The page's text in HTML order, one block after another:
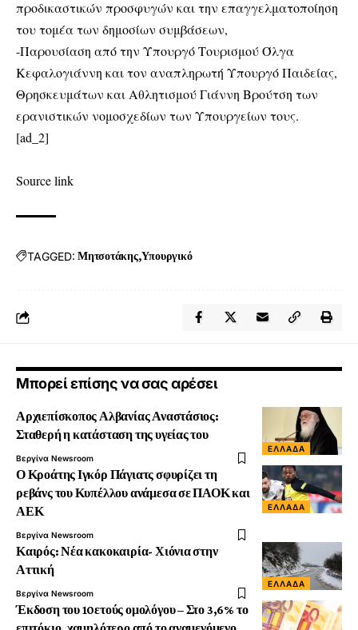
προδικαστικών προσφυγών και την επαγγελματοποίηση
του τομέα των δημοσίων συμβάσεων,
-Παρουσίαση από την Υπουργό Τουρισμού Όλγα
Κεφαλογιάννη και τον αναπληρωτή Υπουργό Παιδείας,
Θρησκευμάτων και Αθλητισμού Γιάννη Βρούτση των
ερανιστικών νομοσχεδίων των Υπουργείων τους.
[ad_2]
Source link
TAGGED: Μητσοτάκης Υπουργικό
Μπορεί επίσης να σας αρέσει
ΕΛΛΆΔΑ
Αρχιεπίσκοπος Αλβανίας Αναστάσιος:
Σταθερή η κατάσταση της υγείας του
Βεργίνα Newsroom
ΕΛΛΆΔΑ
Ο Κροάτης Ιγκόρ Πάγιατς σφυρίζει τη
ρεβάνς του Κυπέλλου ανάμεσα σε ΠΑΟΚ και
ΑΕΚ
Βεργίνα Newsroom
ΕΛΛΆΔΑ
Καιρός: Νέα κακοκαιρία- Χιόνια στην
Αττική
Βεργίνα Newsroom
Έκδοση του 10ετούς ομολόγου – Στο 3,6% το